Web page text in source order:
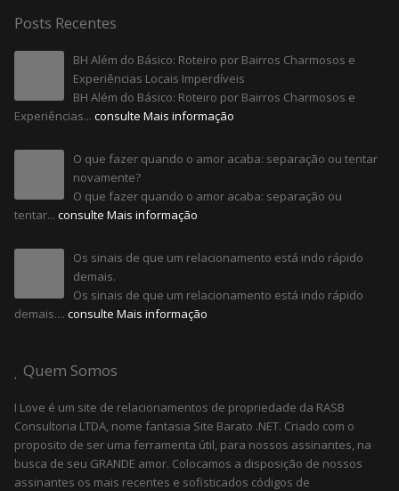
Posts Recentes
BH Além do Básico: Roteiro por Bairros Charmosos e
Experiências Locais Imperdíveis
BH Além do Básico: Roteiro por Bairros Charmosos e
Experiências... consulte Mais informação
O que fazer quando o amor acaba: separação ou tentar
novamente?
O que fazer quando o amor acaba: separação ou
tentar... consulte Mais informação
Os sinais de que um relacionamento está indo rápido
demais.
Os sinais de que um relacionamento está indo rápido
demais.... consulte Mais informação
Quem Somos
I Love é um site de relacionamentos de propriedade da RASB
Consultoria LTDA, nome fantasia Site Barato .NET. Criado com o
proposito de ser uma ferramenta útil, para nossos assinantes, na
busca de seu GRANDE amor. Colocamos a disposição de nossos
assinantes os mais recentes e sofisticados códigos de